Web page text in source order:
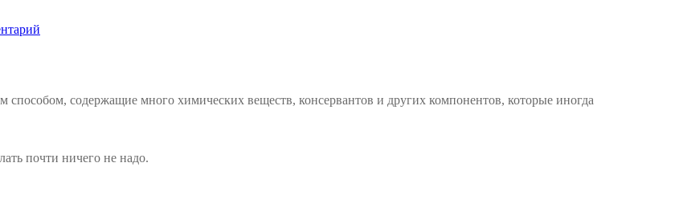
содержащие много химических веществ, консервантов и других компонентов, которые иногда
почти ничего не надо.